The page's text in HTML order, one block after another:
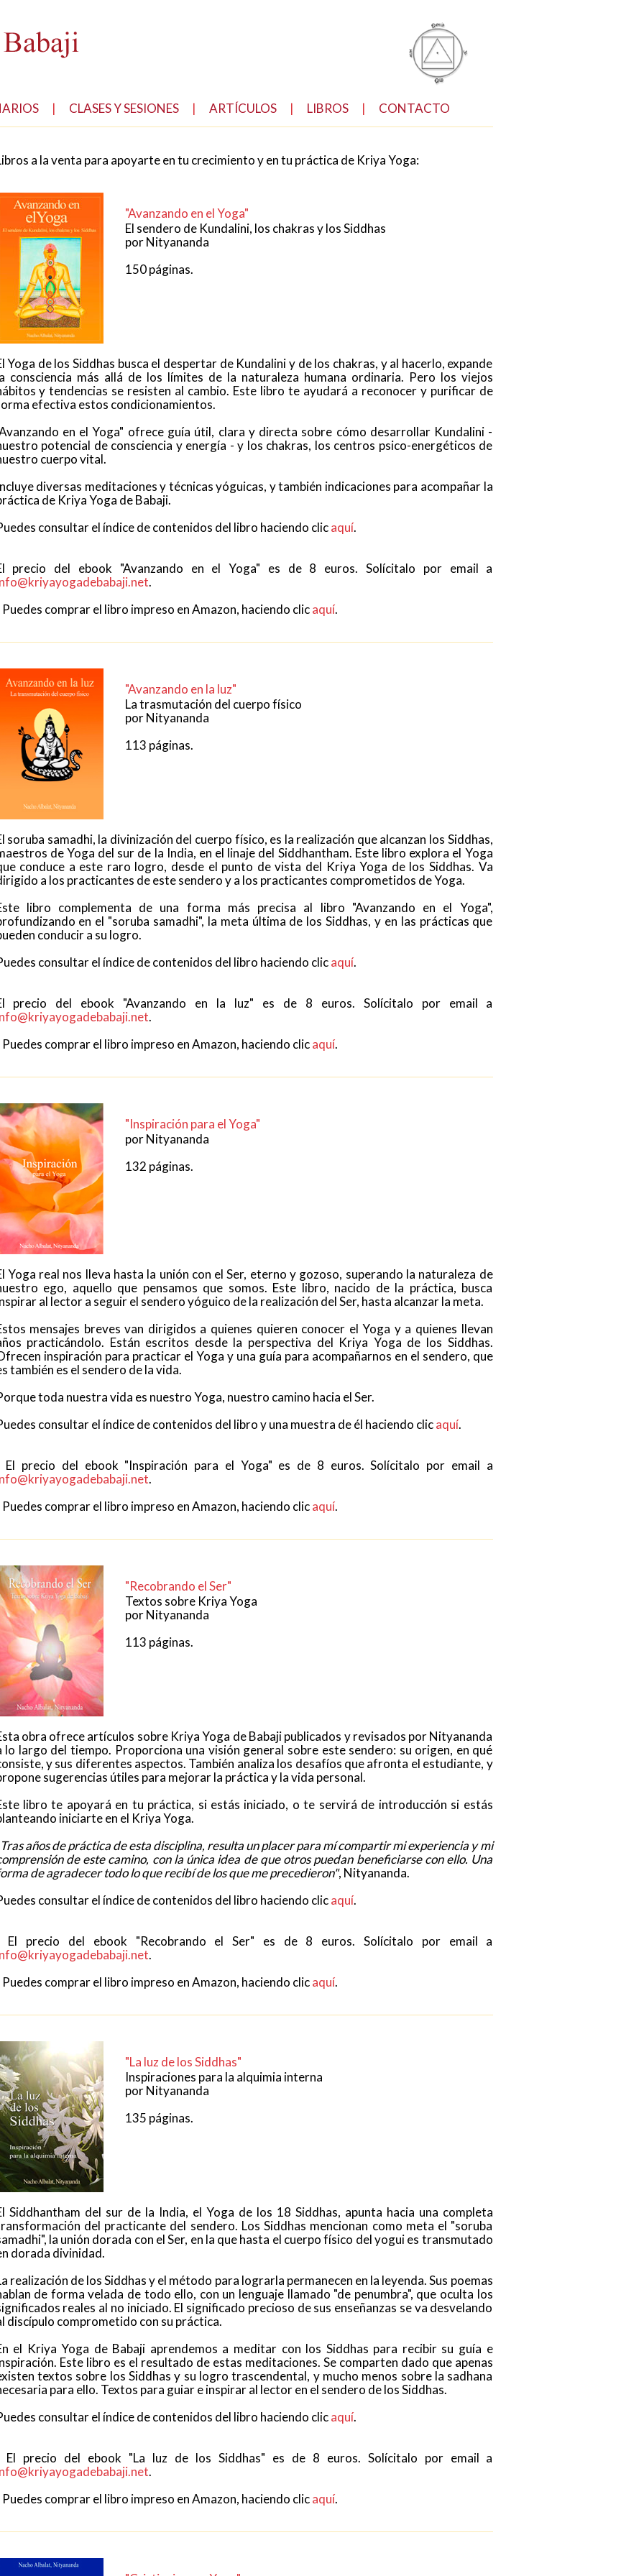
| CLASES Y SESIONES | ARTÍCULOS | LIBROS | CONTACTO
a la venta para apoyarte en tu crecimiento y en tu práctica de Kriya Yoga:
"Avanzando en el Yoga"
El sendero de Kundalini, los chakras y los Siddhas
por Nityananda
150 páginas.
Yoga de los Siddhas busca el despertar de Kundalini y de los chakras, y al hacerlo, expande
consciencia más allá de los límites de la naturaleza humana ordinaria. Pero los viejos
y tendencias se resisten al cambio. Este libro te ayudará a reconocer y purificar de
efectiva estos condicionamientos.
en el Yoga" ofrece guía útil, clara y directa sobre cómo desarrollar Kundalini -
potencial de consciencia y energía - y los chakras, los centros psico-energéticos de
cuerpo vital.
diversas meditaciones y técnicas yóguicas, y también indicaciones para acompañar la
de Kriya Yoga de Babaji.
consultar el índice de contenidos del libro haciendo clicaquí.
precio del ebook "Avanzando en el Yoga" es de 8 euros. Solícitalo por email a
.
Puedes comprar el libro impreso en Amazon, haciendo clicaquí.
"Avanzando en la luz"
La trasmutación del cuerpo físico
por Nityananda
113 páginas.
soruba samadhi, la divinización del cuerpo físico, es la realización que alcanzan los Siddhas,
de Yoga del sur de la India, en el linaje del Siddhantham. Este libro explora el Yoga
conduce a este raro logro, desde el punto de vista del Kriya Yoga de los Siddhas. Va
a los practicantes de este sendero y a los practicantes comprometidos de Yoga.
libro complementa de una forma más precisa al libro "Avanzando en el Yoga",
en el "soruba samadhi", la meta última de los Siddhas, y en las prácticas que
conducir a su logro.
consultar el índice de contenidos del libro haciendo clicaquí.
precio del ebook "Avanzando en la luz" es de 8 euros. Solícitalo por email a
.
Puedes comprar el libro impreso en Amazon, haciendo clicaquí.
"Inspiración para el Yoga"
por Nityananda
132 páginas.
Yoga real nos lleva hasta la unión con el Ser, eterno y gozoso, superando la naturaleza de
ego, aquello que pensamos que somos. Este libro, nacido de la práctica, busca
al lector a seguir el sendero yóguico de la realización del Ser, hasta alcanzar la meta.
mensajes breves van dirigidos a quienes quieren conocer el Yoga y a quienes llevan
practicándolo. Están escritos desde la perspectiva del Kriya Yoga de los Siddhas.
inspiración para practicar el Yoga y una guía para acompañarnos en el sendero, que
también es el sendero de la vida.
toda nuestra vida es nuestro Yoga, nuestro camino hacia el Ser.
consultar el índice de contenidos del libro y una muestra de él haciendo clicaquí.
El precio del ebook "Inspiración para el Yoga" es de 8 euros. Solícitalo por email a
.
Puedes comprar el libro impreso en Amazon, haciendo clicaquí.
"Recobrando el Ser"
Textos sobre Kriya Yoga
por Nityananda
113 páginas.
obra ofrece artículos sobre Kriya Yoga de Babaji publicados y revisados por Nityananda
lo largo del tiempo. Proporciona una visión general sobre este sendero: su origen, en qué
y sus diferentes aspectos. También analiza los desafíos que afronta el estudiante, y
sugerencias útiles para mejorar la práctica y la vida personal.
libro te apoyará en tu práctica, si estás iniciado, o te servirá de introducción si estás
iniciarte en el Kriya Yoga.
Tras años de práctica de esta disciplina, resulta un placer para mí compartir mi experiencia y mi
de este camino, con la única idea de que otros puedan beneficiarse con ello. Una
de agradecer todo lo que recibí de los que me precedieron", Nityananda.
consultar el índice de contenidos del libro haciendo clicaquí.
El precio del ebook "Recobrando el Ser" es de 8 euros. Solícitalo por email a
.
Puedes comprar el libro impreso en Amazon, haciendo clicaquí.
"La luz de los Siddhas"
Inspiraciones para la alquimia interna
por Nityananda
135 páginas.
Siddhantham del sur de la India, el Yoga de los 18 Siddhas, apunta hacia una completa
del practicante del sendero. Los Siddhas mencionan como meta el "soruba
la unión dorada con el Ser, en la que hasta el cuerpo físico del yogui es transmutado
dorada divinidad.
realización de los Siddhas y el método para lograrla permanecen en la leyenda. Sus poemas
de forma velada de todo ello, con un lenguaje llamado "de penumbra", que oculta los
reales al no iniciado. El significado precioso de sus enseñanzas se va desvelando
discípulo comprometido con su práctica.
el Kriya Yoga de Babaji aprendemos a meditar con los Siddhas para recibir su guía e
Este libro es el resultado de estas meditaciones. Se comparten dado que apenas
textos sobre los Siddhas y su logro trascendental, y mucho menos sobre la sadhana
para ello. Textos para guiar e inspirar al lector en el sendero de los Siddhas.
consultar el índice de contenidos del libro haciendo clicaquí.
El precio del ebook "La luz de los Siddhas" es de 8 euros. Solícitalo por email a
.
Puedes comprar el libro impreso en Amazon, haciendo clicaquí.